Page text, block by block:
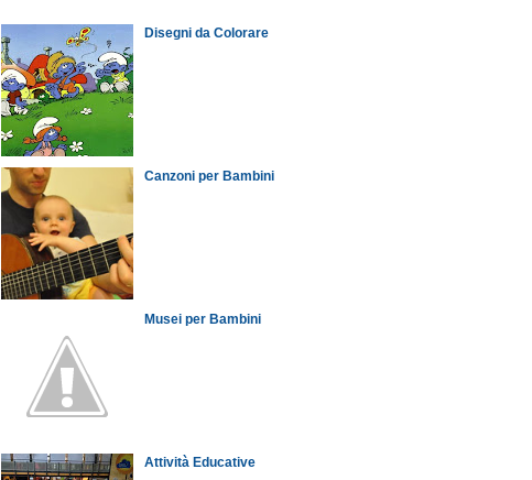
Disegni da Colorare
Canzoni per Bambini
Musei per Bambini
Attività Educative